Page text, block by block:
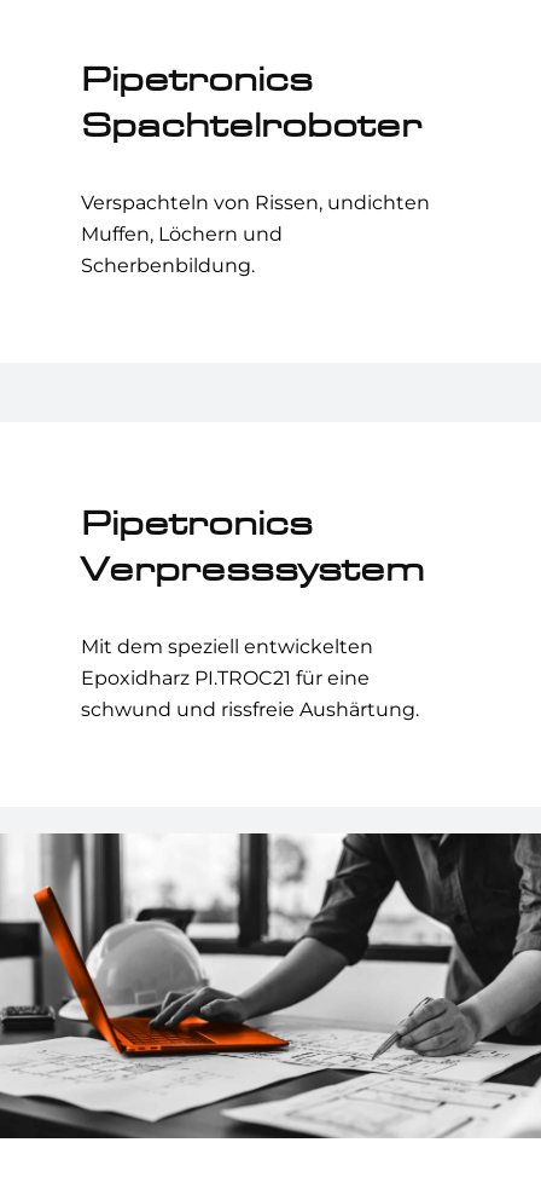
Pipetronics
Spachtel­roboter
Verspachteln von Rissen, undichten
Muffen, Löchern und
Scherbenbildung.
Pipetronics
Verpress­system
Mit dem speziell entwickelten
Epoxidharz PI.TROC21 für eine
schwund und rissfreie Aushärtung.